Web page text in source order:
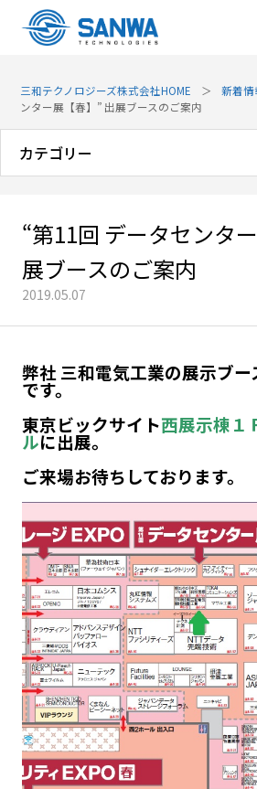
三和テクノロジーズ株式会社HOME 新着情
ンター展【春】” 出展ブースのご案内
カテゴリー
お知らせ
展示会
“第11回 データセンタ
展ブースのご案内
2019.05.07
弊社 三和電気工業の展示ブ
です。
東京ビックサイト西展示棟
ルに出展。
ご来場お待ちしております。